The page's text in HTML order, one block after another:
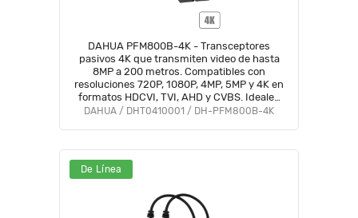
DAHUA PFM800B-4K - Transceptores
pasivos 4K que transmiten video de hasta
8MP a 200 metros. Compatibles con
resoluciones 720P, 1080P, 4MP, 5MP y 4K en
formatos HDCVI, TVI, AHD y CVBS. Ideales
para vigilancia en alta resolución y largas
DAHUA / DHT0410001 / DH-PFM800B-4K
De Línea